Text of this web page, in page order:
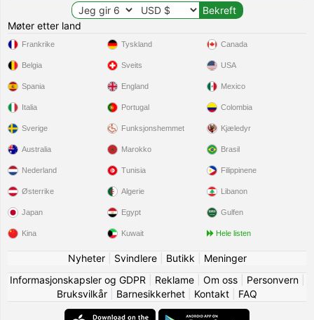
Møter etter land
Frankrike
Belgia
Spania
Italia
Sverige
Tyskland
Sveits
England
Portugal
Funksjonshemmet
Canada
USA
Mexico
Colombia
Kjæledyr
Australia
Nederland
Østerrike
Japan
Kina
Marokko
Tunisia
Algerie
Egypt
Kuwait
Brasil
Filippinene
Libanon
Gulfen
Hele listen
Nyheter| Svindlere| Butikk
Meninger
Informasjonskapsler og GDPR
Reklame| Om oss| Personvern|
Bruksvilkår
Barnesikkerhet Kontakt FAQ